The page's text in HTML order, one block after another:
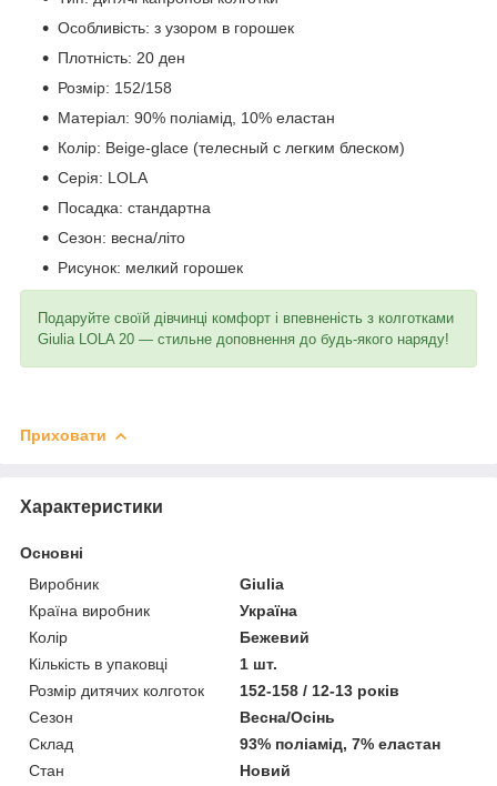
Особливість: з узором в горошек
Плотність: 20 ден
Розмір: 152/158
Матеріал: 90% поліамід, 10% еластан
Колір: Beige-glace (телесный с легким блеском)
Серія: LOLA
Посадка: стандартна
Сезон: весна/літо
Рисунок: мелкий горошек
Подаруйте своїй дівчинці комфорт і впевненість з колготками
Giulia LOLA 20 — стильне доповнення до будь-якого наряду!
Приховати
Характеристики
Основні
Виробник
Giulia
Країна виробник
Україна
Колір
Бежевий
Кількість в упаковці
1 шт.
Розмір дитячих колготок
152-158 / 12-13 років
Сезон
Весна/Осінь
Склад
93% поліамід, 7% еластан
Стан
Новий